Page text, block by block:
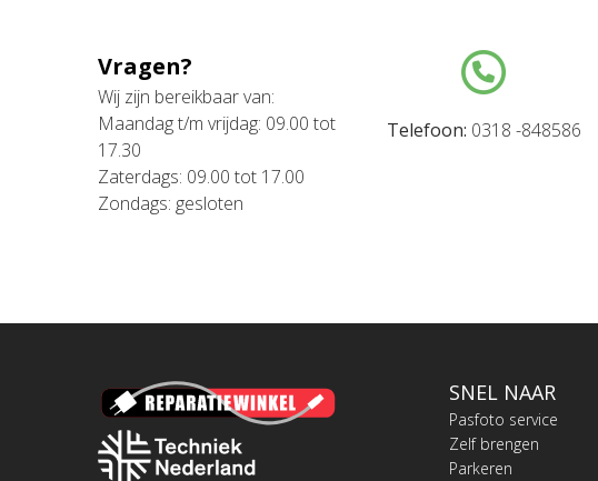
Vragen?
Wij zijn bereikbaar van:
Maandag t/m vrijdag: 09.00 tot
17.30
Zaterdags: 09.00 tot 17.00
Zondags: gesloten
Telefoon: 0318 -848586
SNEL NAAR
Pasfoto service
Zelf brengen
Parkeren